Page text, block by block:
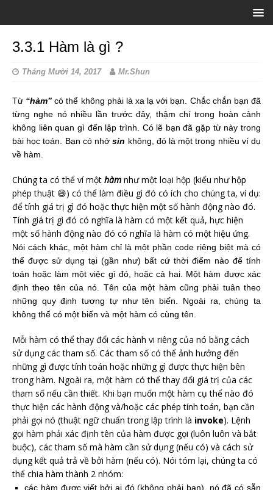
3.3.1 Hàm là gì ?
Tháng Mười 14, 2017 Mr.Shun
Từ “hàm” có thể không phải là xa lạ với bạn. Chắc chắn bạn đã
từng nghe nó nhiều lần trước đây, thậm chí trong hoàn cảnh
không liên quan gì đến lập trình. Có lẽ bạn đã gặp từ này trong
bài học toán. Bạn có nhớsin không, đó là một trong nhiều ví dụ
về hàm.
Chúng ta có thể ví một hàm như một loại hộp (kiểu như hộp
phép thuật 😄) có thể làm điều gì đó có ích cho chúng ta, ví dụ:
để tính giá trị gì đó hoặc thực hiện một số hành động nào đó.
Tính giá trị gì đó có nghĩa là hàm có một kết quả, hực hiện
một số hành động nào đó có nghĩa là hàm có một hiệu ứng.
Nói cách khác, một hàm chỉ là một phần code riêng biệt mà có
thể được sử dụng tại (gần như) bất cứ thời điểm nào để tính
toán hoặc làm một việc gì đó, hoặc cả hai. Một hàm được xác
định theo tên của nó. Tên của một hàm cũng phải tuân theo
những quy định tương tự như tên biến. Ngoài ra, chúng ta
không thể có một biến và một hàm có cùng tên.
Mỗi hàm có thể thay đổi các hành vi riêng của nó bằng cách
sử dụng các tham số. Các tham số có thể ảnh hưởng đến
những gì được tính toán hoặc những gì được thực hiện bên
trong hàm. Ngoài ra, một hàm có thể thay đổi giá trị của các
tham số nếu cần thiết. Khi bạn muốn một hàm cụ thể nào đó
thực hiện các hành động và/hoặc các phép tính toán, bạn cần
phải gọi nó (thuật ngữ chuẩn trong lập trình là invoke). Lệnh
gọi hàm phải xác định tên của hàm được gọi (luôn luôn và bắt
buộc), các tham số mà hàm cần sử dụng (nếu có) và cách sử
dụng kết quả trả về bởi hàm (nếu có). Nói tóm lại, chúng ta có
thể chia hàm thành 2 nhóm:
các hàm được viết bởi ai đó (không phải bạn), nó đã có sẵn